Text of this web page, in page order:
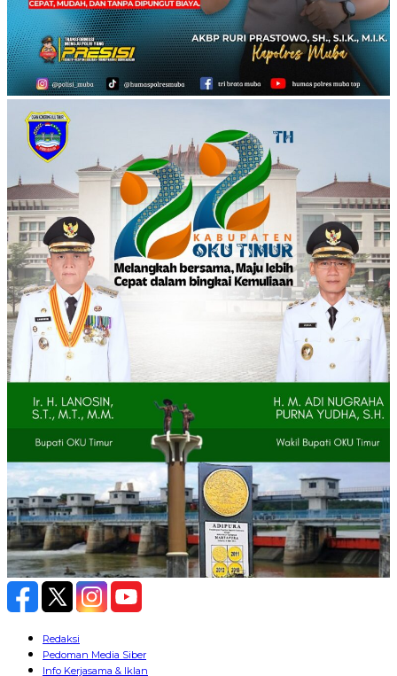
Redaksi
Pedoman Media Siber
Info Kerjasama & Iklan